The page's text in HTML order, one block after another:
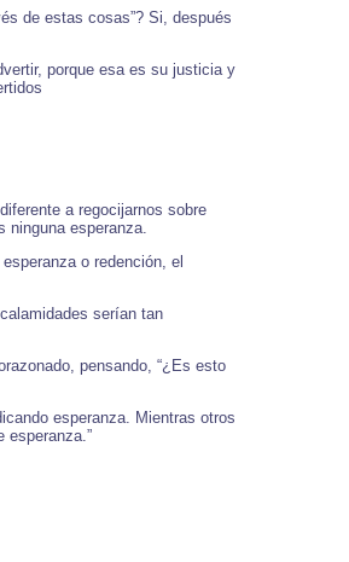
de estas cosas”? Si, después
porque esa es su justicia y
a regocijarnos sobre
ninguna esperanza.
o redención, el
serían tan
pensando, “¿Es esto
esperanza. Mientras otros
esperanza.”